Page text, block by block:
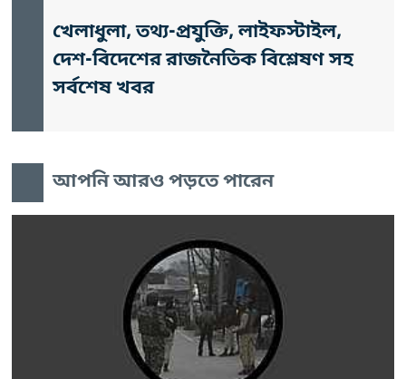
খেলাধুলা, তথ্য-প্রযুক্তি, লাইফস্টাইল,
দেশ-বিদেশের রাজনৈতিক বিশ্লেষণ সহ
সর্বশেষ খবর
আপনি আরও পড়তে পারেন